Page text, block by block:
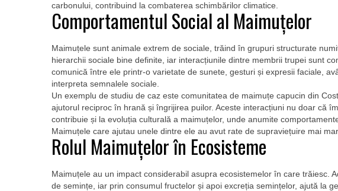
carbonului, contribuind la combaterea schimbărilor climatice.
Comportamentul Social al Maimuțelor
Maimuțele sunt animale extrem de sociale, trăind în grupuri structurate
hierarchii sociale bine definite, iar interacțiunile dintre membrii trupei sunt
comunică între ele printr-o varietate de sunete, gesturi și expresii faciale,
interpreta semnalele sociale.
Un exemplu de studiu de caz este comunitatea de maimuțe capucin din
ajutorul reciproc în hrană și îngrijirea puilor. Aceste interacțiuni nu doar că
contribuie și la evoluția culturală a maimuțelor, unde anumite
Maimuțele care ajutau unele dintre ele au avut rate de supraviețuire mai
Rolul Maimuțelor în Ecosisteme
Maimuțele au un impact considerabil asupra ecosistemelor în care trăiesc.
de semințe, iar prin consumul fructelor și apoi excreția semințelor, ajută la